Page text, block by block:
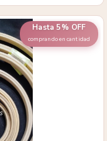
Hasta 5% OFF
comprando en cantidad